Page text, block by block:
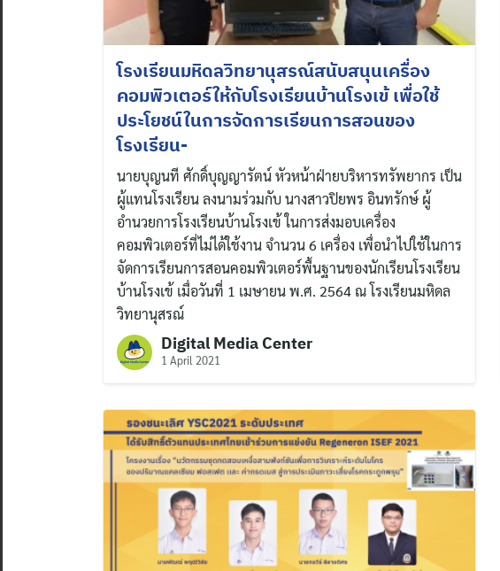
โรงเรียนมหิดลวิทยานุสรณ์สนับสนุนเครื่อง
คอมพิวเตอร์ให้กับโรงเรียนบ้านโรงเข้ เพื่อใช้
ประโยชน์ในการจัดการเรียนการสอนของ
โรงเรียน-
นายบุญนที ศักดิ์บุญญารัตน์ หัวหน้าฝ่ายบริหารทรัพยากร เป็น
ผู้แทนโรงเรียน ลงนามร่วมกับ นางสาวปิยพร อินทรักษ์ ผู้
อำนวยการโรงเรียนบ้านโรงเข้ ในการส่งมอบเครื่อง
คอมพิวเตอร์ที่ไม่ได้ใช้งาน จำนวน 6 เครื่อง เพื่อนำไปใช้ในการ
จัดการเรียนการสอนคอมพิวเตอร์พื้นฐานของนักเรียนโรงเรียน
บ้านโรงเข้ เมื่อวันที่ 1 เมษายน พ.ศ. 2564 ณ โรงเรียนมหิดล
วิทยานุสรณ์
Digital Media Center
1 April 2021